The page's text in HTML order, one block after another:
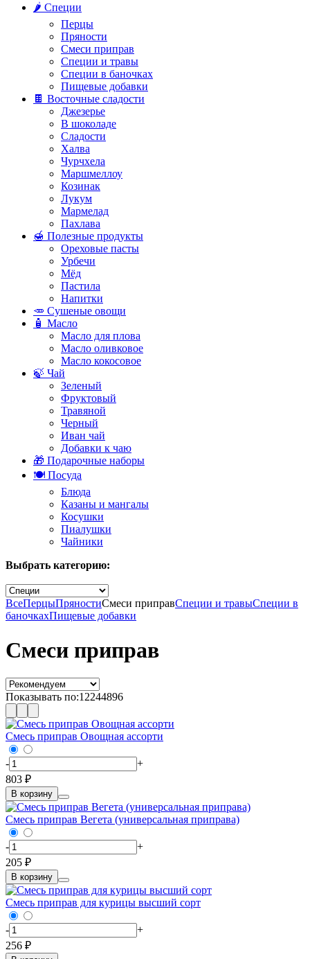
🌶️ Специи
Перцы
Пряности
Смеси приправ
Специи и травы
Специи в баночках
Пищевые добавки
🍫 Восточные сладости
Джезерье
В шоколаде
Сладости
Халва
Чурчхела
Маршмеллоу
Козинак
Лукум
Мармелад
Пахлава
🍯 Полезные продукты
Ореховые пасты
Урбечи
Мёд
Пастила
Напитки
🥕 Сушеные овощи
🧴 Масло
Масло для плова
Масло оливковое
Масло кокосовое
🍃 Чай
Зеленый
Фруктовый
Травяной
Черный
Иван чай
Добавки к чаю
🎁 Подарочные наборы
🍽️ Посуда
Блюда
Казаны и мангалы
Косушки
Пиалушки
Чайники
Выбрать категорию:
ВсеПерцыПряностиСмеси приправСпеции и травыСпеции в
баночкахПищевые добавки
Смеси приправ
Показывать по:12244896
Смесь приправ Овощная ассорти
-
+
803 ₽
В корзину
Смесь приправ Вегета (универсальная приправа)
-
+
205 ₽
В корзину
Смесь приправ для курицы высший сорт
-
+
256 ₽